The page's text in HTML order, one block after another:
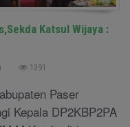
Katsul Wijaya :
1391
Paser
Kepala DP2KBP2PA